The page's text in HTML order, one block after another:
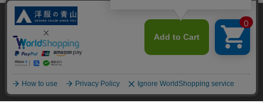
インフォメーション
おすすめコンテンツ
ポリシー・企業情報
当サイトでは、快適な閲覧体験とコンテンツ改善のためにCookieを使用
しています。閲覧を続けることで、Cookieの使用に同意したものとみな
します。詳細については
同意して閉じる